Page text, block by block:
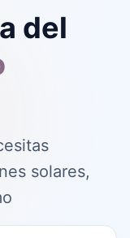
del
solares,